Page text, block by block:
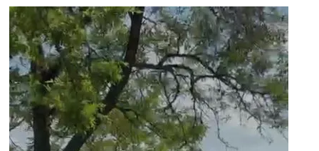
SİYASET
SPOR
TEKNOLOJİ
YAŞAM